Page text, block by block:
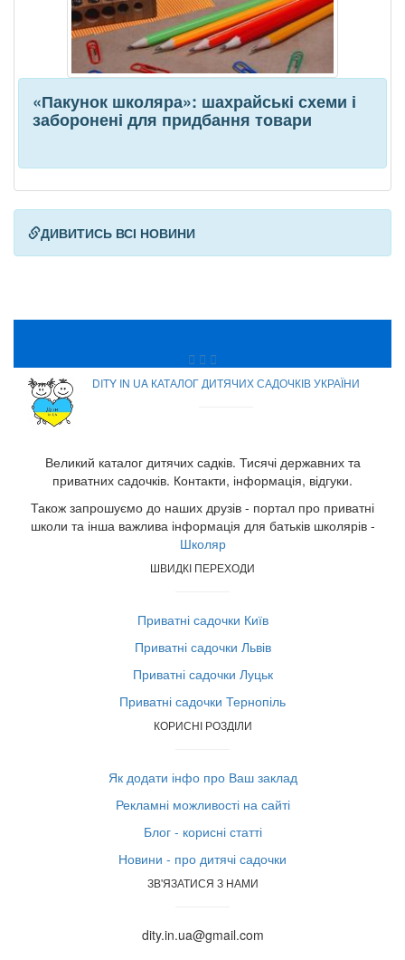
«Пакунок школяра»: шахрайські схеми і
заборонені для придбання товари
ДИВИТИСЬ ВСІ НОВИНИ
DITY IN UA КАТАЛОГ ДИТЯЧИХ САДОЧКІВ УКРАЇНИ
Великий каталог дитячих садків. Тисячі державних та
приватних садочків. Контакти, інформація, відгуки.
Також запрошуємо до наших друзів - портал про приватні
школи та інша важлива інформація для батьків школярів -
Школяр
ШВИДКІ ПЕРЕХОДИ
Приватні садочки Київ
Приватні садочки Львів
Приватні садочки Луцьк
Приватні садочки Тернопіль
КОРИСНІ РОЗДІЛИ
Як додати інфо про Ваш заклад
Рекламні можливості на сайті
Блог - корисні статті
Новини - про дитячі садочки
ЗВ'ЯЗАТИСЯ З НАМИ
dity.in.ua@gmail.com